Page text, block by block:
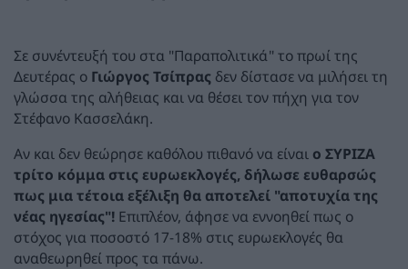
Σε συνέντευξή του στα "Παραπολιτικά" το πρωί της
Δευτέρας ο Γιώργος Τσίπρας δεν δίστασε να μιλήσει τη
γλώσσα της αλήθειας και να θέσει τον πήχη για τον
Στέφανο Κασσελάκη.
Αν και δεν θεώρησε καθόλου πιθανό να είναι ο ΣΥΡΙΖΑ
τρίτο κόμμα στις ευρωεκλογές, δήλωσε ευθαρσώς
πως μια τέτοια εξέλιξη θα αποτελεί "αποτυχία της
νέας ηγεσίας"! Επιπλέον, άφησε να εννοηθεί πως ο
στόχος για ποσοστό 17-18% στις ευρωεκλογές θα
αναθεωρηθεί προς τα πάνω.